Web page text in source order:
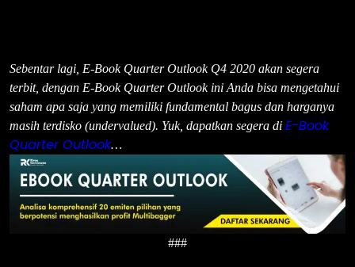
Sebentar lagi, E-Book Quarter Outlook Q4 2020 akan segera
terbit, dengan E-Book Quarter Outlook ini Anda bisa mengetahui
saham apa saja yang memiliki fundamental bagus dan harganya
masih terdisko (undervalued). Yuk, dapatkan segera di E-Book
Quarter Outlook…
###